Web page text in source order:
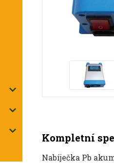
Kompletní
Nabíječka Pb